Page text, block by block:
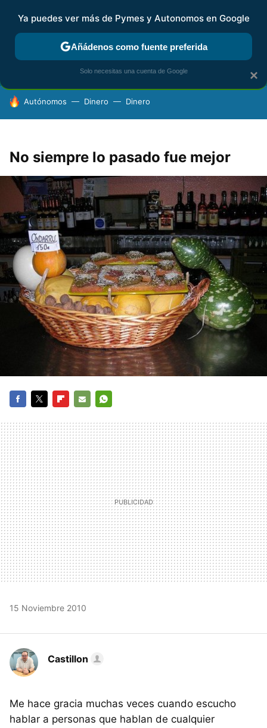
FISCALIDAD Y CONTABILIDAD KIT DIGITAL RENTA
HOY SE HABLA DE
Autónomos Dinero Dinero
No siempre lo pasado fue mejor
MAIL
15 Noviembre 2010
Castillon
Me hace gracia muchas veces cuando escucho
hablar a personas que hablan de cualquier
×
Ya puedes ver más de Pymes y Autonomos en Google
Añádenos como fuente preferida
Solo necesitas una cuenta de Google